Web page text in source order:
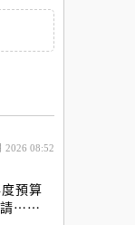
2026 08:52
預算
請⋯⋯